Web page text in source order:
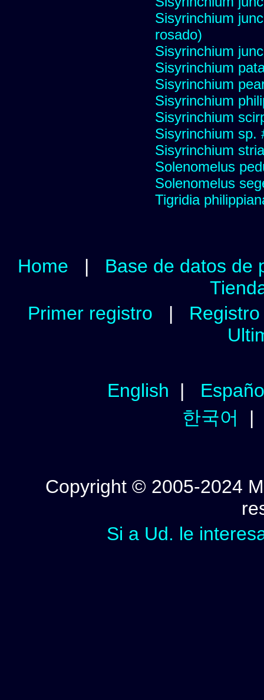
Sisyrinchium
rosado)
Sisyrinchium
Sisyrinchium
Sisyrinchium
Sisyrinchium
Sisyrinchium
Sisyrinchium sp.
Sisyrinchium
Solenomelus
Solenomelus
Tigridia
Home | Base de datos de
Primer registro |
English |
한국어
Copyright © 2005-2024
Si a Ud. le